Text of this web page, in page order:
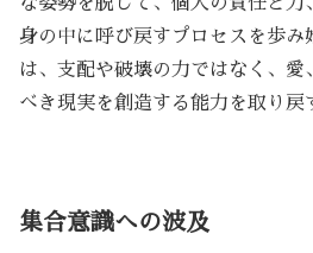
身の中に呼び戻すプロセスを歩み
は、支配や破壊の力ではなく、愛
べき現実を創造する能力を取り戻
集合意識への波及